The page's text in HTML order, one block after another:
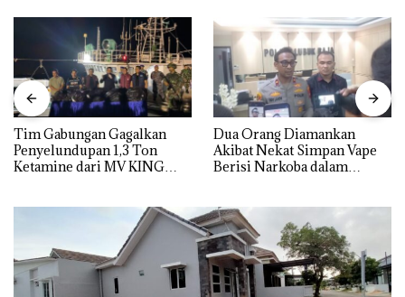
Tim Gabungan Gagalkan
Penyelundupan 1,3 Ton
Ketamine dari MV KING
Dua Orang Diamankan
Akibat Nekat Simpan Vape
Berisi Narkoba dalam